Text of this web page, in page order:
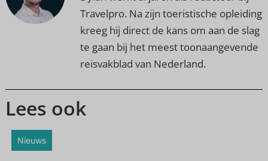
Travelpro. Na zijn toeristische opleiding
kreeg hij direct de kans om aan de slag
te gaan bij het meest toonaangevende
reisvakblad van Nederland.
Lees ook
Nieuws